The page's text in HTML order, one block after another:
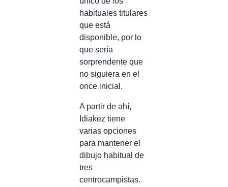
habituales titulares
que está
disponible, por lo
que sería
sorprendente que
no siguiera en el
once inicial.
A partir de ahí,
Idiakez tiene
varias opciones
para mantener el
dibujo habitual de
tres
centrocampistas.